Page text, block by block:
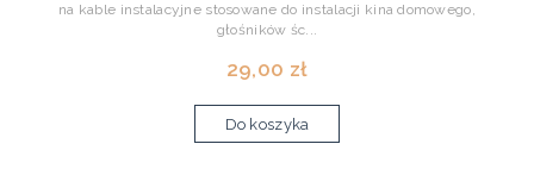
na kable instalacyjne stosowane do instalacji kina domowego,
głośników śc...
29,00 zł
Do koszyka